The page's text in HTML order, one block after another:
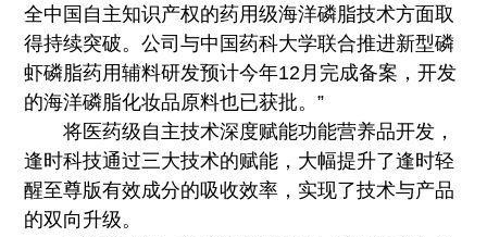
全中国自主知识产权的药用级海洋磷脂技术方面取
得持续突破。公司与中国药科大学联合推进新型磷
虾磷脂药用辅料研发预计今年12月完成备案，开发
的海洋磷脂化妆品原料也已获批。”
将医药级自主技术深度赋能功能营养品开发，
逢时科技通过三大技术的赋能，大幅提升了逢时轻
醒至尊版有效成分的吸收效率，实现了技术与产品
的双向升级。